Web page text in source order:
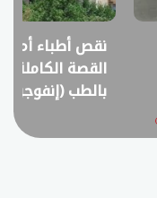
انفوجراف..
في امتحانات